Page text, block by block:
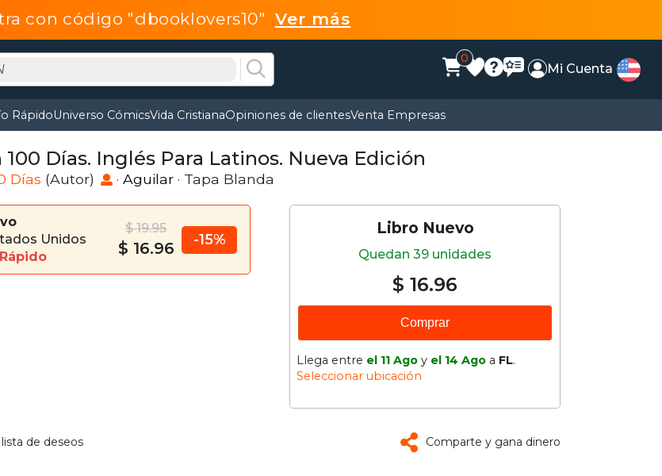
con código "dbooklovers10" Ver más
0
Mi Cuenta
RápidoUniverso CómicsVida CristianaOpiniones de clientesVenta Empresas
100 Días. Inglés Para Latinos. Nueva Edición
Días (Autor) · Aguilar · Tapa Blanda
Unidos
$ 19.95
$ 16.96 -15%
Libro Nuevo
Quedan 39 unidades
$ 16.96
Comprar
Llega entre el 11 Ago y el 14 Ago a FL.
Seleccionar ubicación
de deseos Comparte y gana dinero